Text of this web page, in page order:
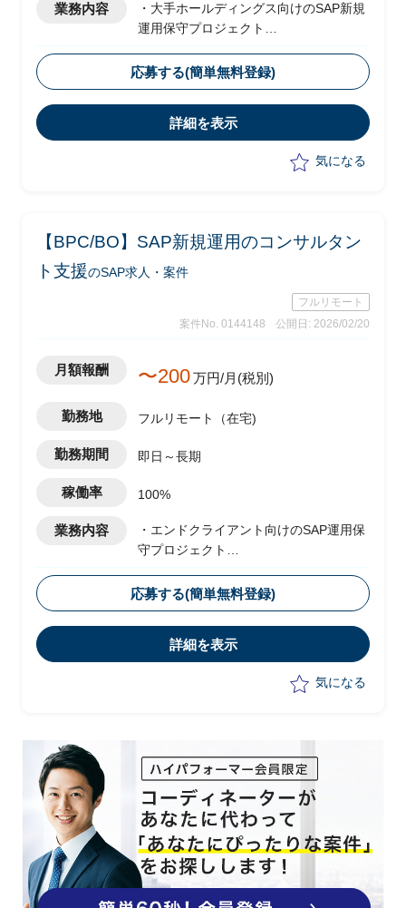
業務内容
・大手ホールディングス向けのSAP新規
運用保守プロジェクト
FI/CO領域を担当想定
・運用に伴うスコープ拡大として、現状
は以下の業務を実施予定
-顧客フェイシングによる要件整理
応募する(簡単無料登録)
詳細を表示
気になる
【BPC/BO】SAP新規運用のコンサルタン
ト支援のSAP求人・案件
フルリモート
案件No. 0144148
公開日: 2026/02/20
月額報酬 〜200万円/月(税別)
勤務地 フルリモート（在宅)
勤務期間 即日～長期
稼働率 100%
業務内容
・エンドクライアント向けのSAP運用保
守プロジェクト
・新規の運用開始に向けて、現状は以下
の業務を実施予定
-顧客フェイシングにおける要件整理
-若手社員への指導
応募する(簡単無料登録)
詳細を表示
気になる